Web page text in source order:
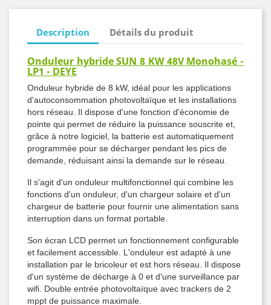
Description Détails du produit
Onduleur hybride SUN 8 KW 48V Monohasé -
LP1 - DEYE
Onduleur hybride de 8 kW, idéal pour les applications
d'autoconsommation photovoltaïque et les installations
hors réseau. Il dispose d'une fonction d'économie de
pointe qui permet de réduire la puissance souscrite et,
grâce à notre logiciel, la batterie est automatiquement
programmée pour se décharger pendant les pics de
demande, réduisant ainsi la demande sur le réseau.
Il s'agit d'un onduleur multifonctionnel qui combine les
fonctions d'un onduleur, d'un chargeur solaire et d'un
chargeur de batterie pour fournir une alimentation sans
interruption dans un format portable.
Son écran LCD permet un fonctionnement configurable
et facilement accessible. L'onduleur est adapté à une
installation par le bricoleur et est hors réseau. Il dispose
d'un système de décharge à 0 et d'une surveillance par
wifi. Double entrée photovoltaïque avec trackers de 2
mppt de puissance maximale.